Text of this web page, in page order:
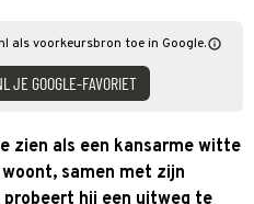
als voorkeursbron toe in Google.
JE GOOGLE-FAVORIET
zien als een kansarme witte
samen met zijn
probeert hij een uitweg te